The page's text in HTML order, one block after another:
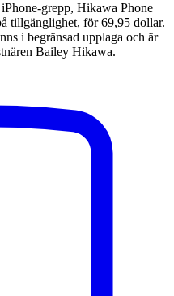
grepp, Hikawa Phone
tillgänglighet, för 69,95 dollar.
i begränsad upplaga och är
Bailey Hikawa.